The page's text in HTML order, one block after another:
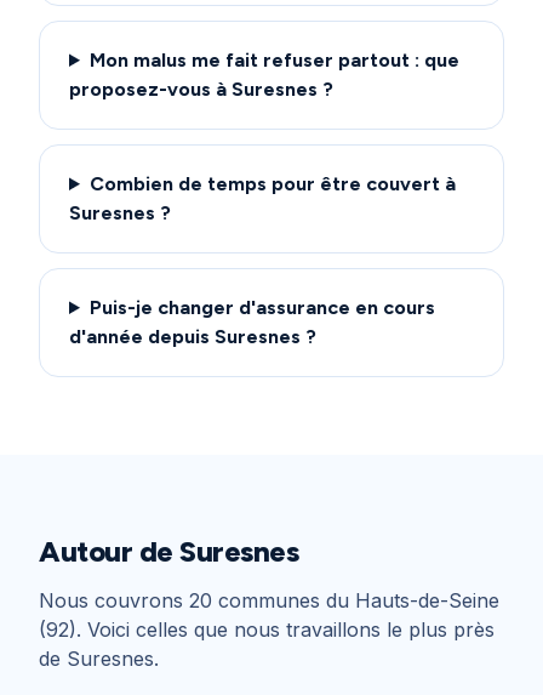
Mon malus me fait refuser partout : que
proposez-vous à Suresnes ?
Combien de temps pour être couvert à
Suresnes ?
Puis-je changer d'assurance en cours
d'année depuis Suresnes ?
Autour deSuresnes
Nous couvrons 20 communes du Hauts-de-Seine
(92). Voici celles que nous travaillons le plus près
de Suresnes.